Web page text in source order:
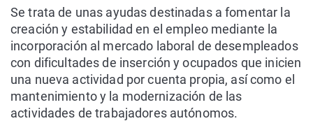
Se trata de unas ayudas destinadas a fomentar la
creación y estabilidad en el empleo mediante la
incorporación al mercado laboral de desempleados
con dificultades de inserción y ocupados que inicien
una nueva actividad por cuenta propia, así como el
mantenimiento y la modernización de las
actividades de trabajadores autónomos.